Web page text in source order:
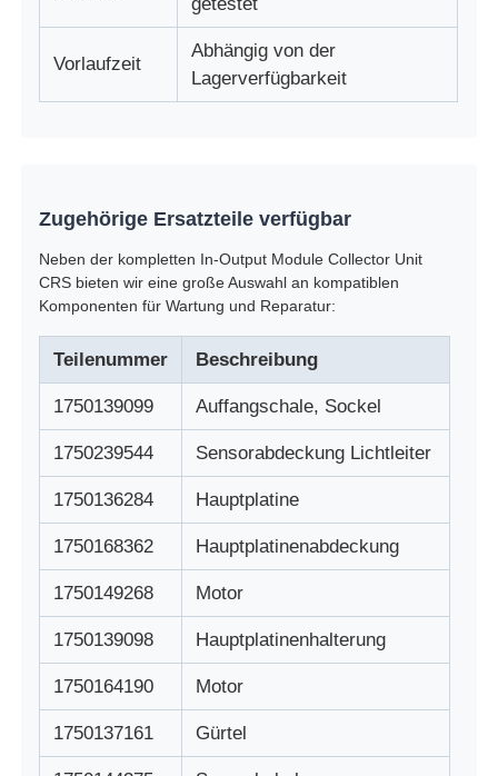
Hyosung ATM-Teile
GRG ATM-Teile
Glory NMD ATM-Teile
OKI ATM-Teile
Genmega ATM -Teile
Rechnungsprüfer
Banknoten-Sortierer
Rechnungszähler
Karten-Drucker
Vorlaufzeit
Abhängig von der
Lagerverfügbarkeit
Zugehörige Ersatzteile verfügbar
Neben der kompletten In-Output Module Collector Unit
CRS bieten wir eine große Auswahl an kompatiblen
Komponenten für Wartung und Reparatur:
Teilenummer Beschreibung
1750139099 Auffangschale, Sockel
1750239544 Sensorabdeckung Lichtleiter
1750136284 Hauptplatine
1750168362 Hauptplatinenabdeckung
1750149268 Motor
1750139098 Hauptplatinenhalterung
1750164190 Motor
1750137161 Gürtel